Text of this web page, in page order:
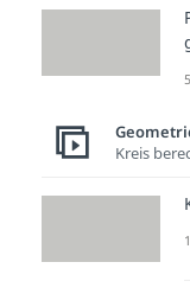
Kreis